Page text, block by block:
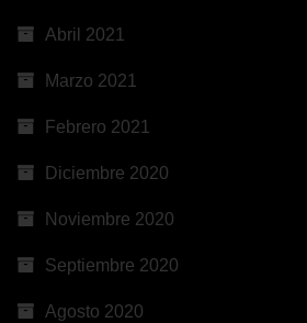
Abril 2021
Marzo 2021
Febrero 2021
Diciembre 2020
Noviembre 2020
Septiembre 2020
Agosto 2020